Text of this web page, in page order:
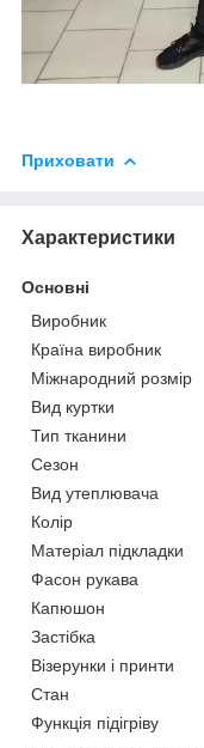
Приховати
Характеристики
Основні
Виробник
Країна виробник
Міжнародний розмір
Вид куртки
Тип тканини
Сезон
Вид утеплювача
Колір
Матеріал підкладки
Фасон рукава
Капюшон
Застібка
Візерунки і принти
Стан
Функція підігріву